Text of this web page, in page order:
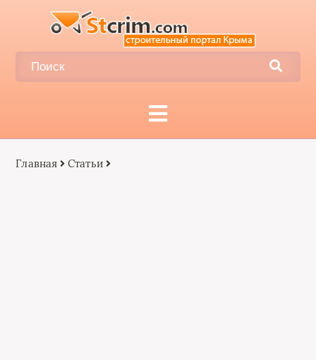
Главная Статьи